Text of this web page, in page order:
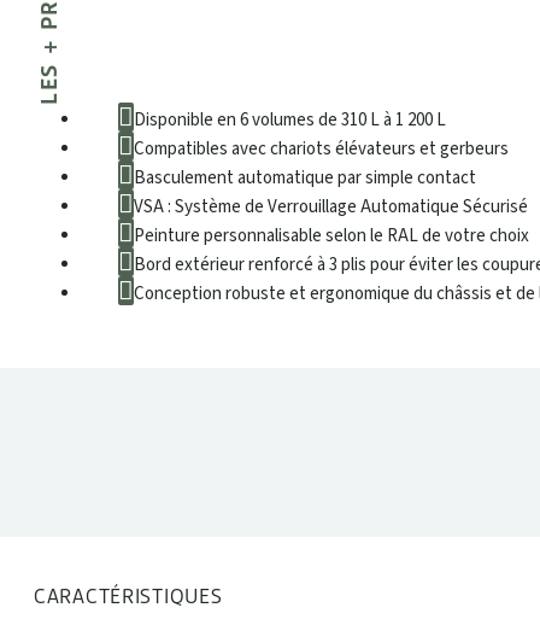
Disponible en 6 volumes de 310 L à 1 200 L
Compatibles avec chariots élévateurs et gerbeurs
Basculement automatique par simple contact
VSA : Système de Verrouillage Automatique Sécurisé
Peinture personnalisable selon le RAL de votre choix
Bord extérieur renforcé à 3 plis pour éviter les
Conception robuste et ergonomique du châssis et de
CARACTÉRISTIQUES